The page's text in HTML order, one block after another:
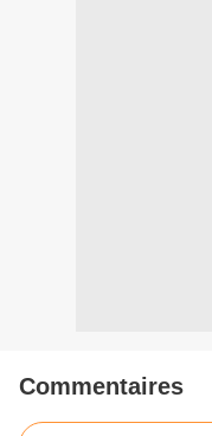
Commentaires